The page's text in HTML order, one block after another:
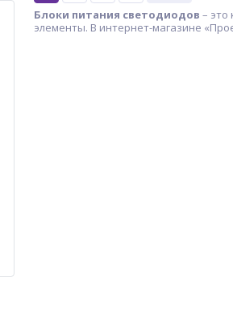
Блоки питания светодиодов –
элементы. В интернет-магазине